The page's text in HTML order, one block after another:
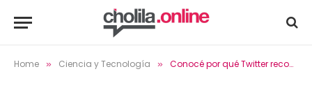
Home » Ciencia y Tecnología » Conocé por qué Twitter recomienda no actualizar su última versión